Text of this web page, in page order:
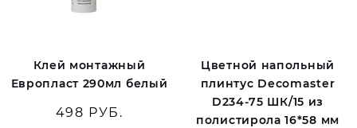
Клей монтажный
Европласт 290мл белый
498 РУБ.
Цветной напольный
плинтус Decomaster
D234-75 ШК/15 из
полистирола 16*58 мм